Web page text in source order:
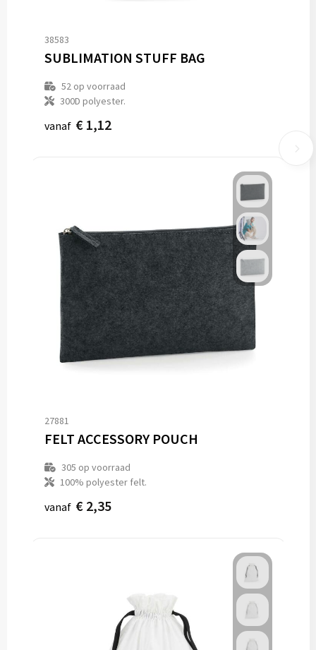
38583
SUBLIMATION STUFF BAG
52op voorraad
300D polyester.
vanaf € 1,12
27881
FELT ACCESSORY POUCH
305 op voorraad
100% polyester felt.
vanaf € 2,35